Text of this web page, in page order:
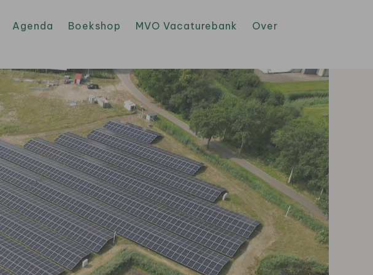
Agenda Boekshop MVO Vacaturebank
Over